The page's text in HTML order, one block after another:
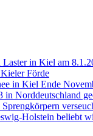
Laster in Kiel am
Förde
in Kiel Ende
in Norddeutschland
Holstein beliebt